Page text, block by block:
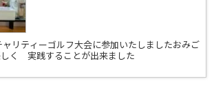
リティーゴルフ大会に参加いたしましたおみご
く 実践することが出来ました